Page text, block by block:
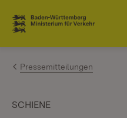
Zum Inhalt springen
Link zur Startseite
Pressemitteilungen
SCHIENE